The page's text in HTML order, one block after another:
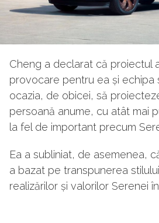
Cheng a declarat că proiectul
provocare pentru ea și echipa
ocazia, de obicei, să
persoană anume, cu atât mai
la fel de important precum
Ea a subliniat, de asemenea,
a bazat pe transpunerea
realizărilor și valorilor Serenei